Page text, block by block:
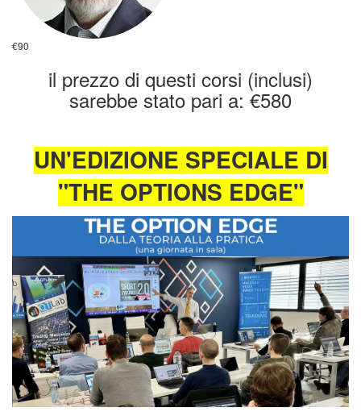
€90
il prezzo di questi corsi (inclusi)
sarebbe stato pari a: €580
UN'EDIZIONE SPECIALE DI
"THE OPTIONS EDGE"